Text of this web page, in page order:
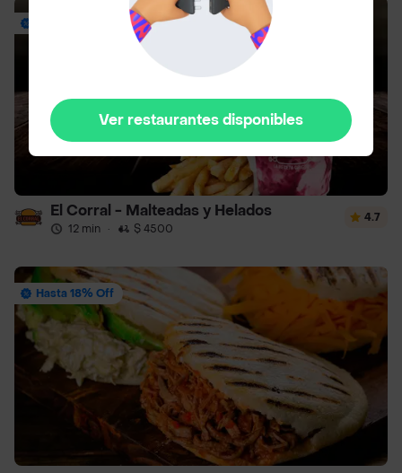
El Corral - Malteadas y Helados
12 min · $ 4500
4.7
Hasta 18% Off
Ver restaurantes disponibles